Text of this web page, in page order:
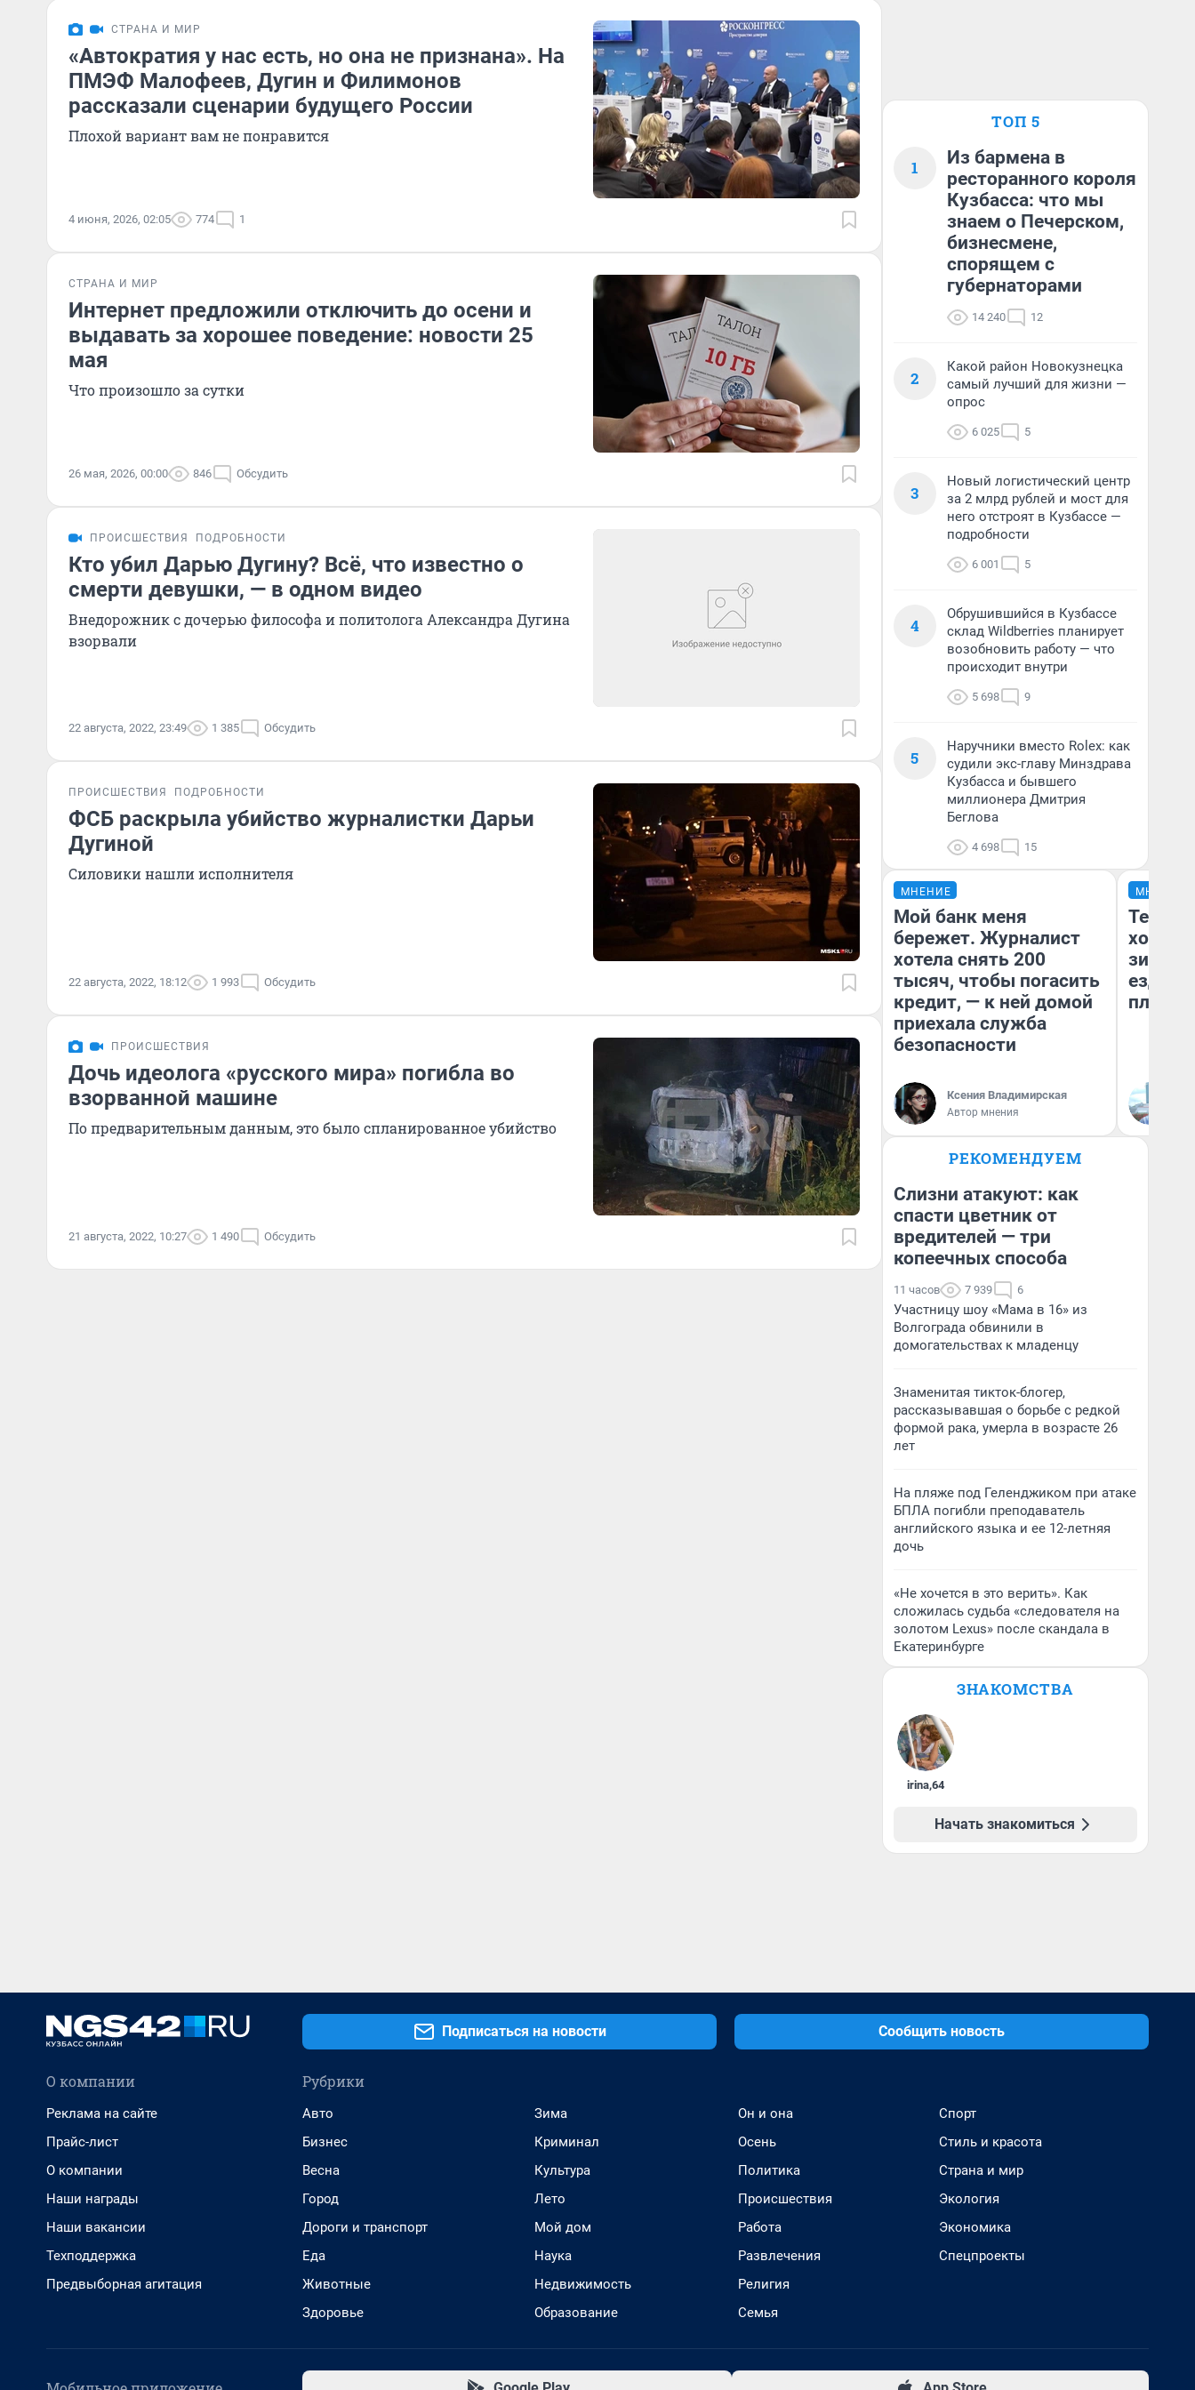
СТРАНА И МИР
«Автократия у нас есть, но она не признана». На
ПМЭФ Малофеев, Дугин и Филимонов
рассказали сценарии будущего России
Плохой вариант вам не понравится
4 июня, 2026, 02:05 774 1
СТРАНА И МИР
Интернет предложили отключить до осени и
выдавать за хорошее поведение: новости 25
мая
Что произошло за сутки
26 мая, 2026, 00:00 846 Обсудить
ПРОИСШЕСТВИЯ ПОДРОБНОСТИ
Кто убил Дарью Дугину? Всё, что известно о
смерти девушки, — в одном видео
Внедорожник с дочерью философа и политолога Александра Дугина
взорвали
22 августа, 2022, 23:49 1 385 Обсудить
ПРОИСШЕСТВИЯ ПОДРОБНОСТИ
ФСБ раскрыла убийство журналистки Дарьи
Дугиной
Силовики нашли исполнителя
22 августа, 2022, 18:12 1 993 Обсудить
ПРОИСШЕСТВИЯ
Дочь идеолога «русского мира» погибла во
взорванной машине
По предварительным данным, это было спланированное убийство
21 августа, 2022, 10:27 1 490 Обсудить
ТОП 5
1
Из бармена в
ресторанного короля
Кузбасса: что мы
знаем о Печерском,
бизнесмене,
спорящем с
губернаторами
14 240 12
2
Какой район Новокузнецка
самый лучший для жизни —
опрос
6 025 5
3
Новый логистический центр
за 2 млрд рублей и мост для
него отстроят в Кузбассе —
подробности
6 001 5
4
Обрушившийся в Кузбассе
склад Wildberries планирует
возобновить работу — что
происходит внутри
5 698 9
5
Наручники вместо Rolex: как
судили экс-главу Минздрава
Кузбасса и бывшего
миллионера Дмитрия
Беглова
4 698 15
МНЕНИЕ
Мой банк меня
бережет. Журналист
хотела снять 200
тысяч, чтобы погасить
кредит, — к ней домой
приехала служба
безопасности
Ксения Владимирская
Автор мнения
МНЕНИЕ
Тепло
зимой.
ездит
плюсы
РЕКОМЕНДУЕМ
Слизни атакуют: как
спасти цветник от
вредителей — три
копеечных способа
11 часов 7 939 6
Участницу шоу «Мама в 16» из
Волгограда обвинили в
домогательствах к младенцу
Знаменитая тикток-блогер,
рассказывавшая о борьбе с редкой
формой рака, умерла в возрасте 26
лет
На пляже под Геленджиком при атаке
БПЛА погибли преподаватель
английского языка и ее 12-летняя
дочь
«Не хочется в это верить». Как
сложилась судьба «следователя на
золотом Lexus» после скандала в
Екатеринбурге
ЗНАКОМСТВА
irina,64
Начать знакомиться
Подписаться на новости Сообщить новость
О компании
Реклама на сайте
Прайс-лист
О компании
Наши награды
Наши вакансии
Техподдержка
Предвыборная агитация
Рубрики
Авто
Бизнес
Весна
Город
Дороги и транспорт
Еда
Животные
Здоровье
Зима
Криминал
Культура
Лето
Мой дом
Наука
Недвижимость
Образование
Он и она
Осень
Политика
Происшествия
Работа
Развлечения
Религия
Семья
Спорт
Стиль и красота
Страна и мир
Экология
Экономика
Спецпроекты